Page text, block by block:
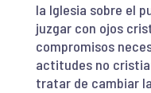
la Iglesia sobre el
juzgar con ojos
compromisos
actitudes no
tratar de cambiar